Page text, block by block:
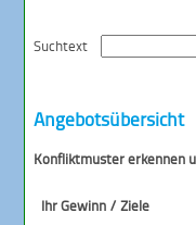
Suchtext
Angebotsübersicht
Konfliktmuster erkennen
Ihr Gewinn / Ziele